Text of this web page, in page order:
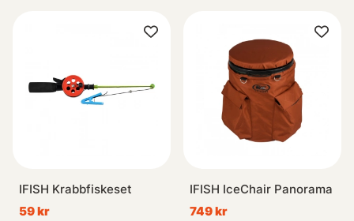
IFISH Krabbfiskeset
59 kr
IFISH IceChair Panorama
749 kr